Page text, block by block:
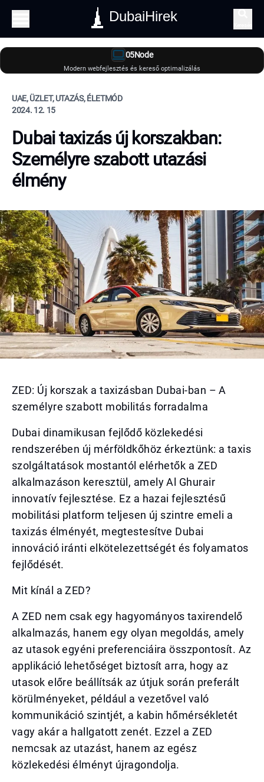
DubaiHirek
05Node
Modern webfejlesztés és kereső optimalizálás
UAE, ÜZLET, UTAZÁS, ÉLETMÓD
2024. 12. 15
Dubai taxizás új korszakban:
Személyre szabott utazási
élmény
ZED: Új korszak a taxizásban Dubai-ban – A
személyre szabott mobilitás forradalma
Dubai dinamikusan fejlődő közlekedési
rendszerében új mérföldkőhöz érkeztünk: a taxis
szolgáltatások mostantól elérhetők a ZED
alkalmazáson keresztül, amely Al Ghurair
innovatív fejlesztése. Ez a hazai fejlesztésű
mobilitási platform teljesen új szintre emeli a
taxizás élményét, megtestesítve Dubai
innováció iránti elkötelezettségét és folyamatos
fejlődését.
Mit kínál a ZED?
A ZED nem csak egy hagyományos taxirendelő
alkalmazás, hanem egy olyan megoldás, amely
az utasok egyéni preferenciáira összpontosít. Az
applikáció lehetőséget biztosít arra, hogy az
utasok előre beállítsák az útjuk során preferált
körülményeket, például a vezetővel való
kommunikáció szintjét, a kabin hőmérsékletét
vagy akár a hallgatott zenét. Ezzel a ZED
nemcsak az utazást, hanem az egész
közlekedési élményt újragondolja.